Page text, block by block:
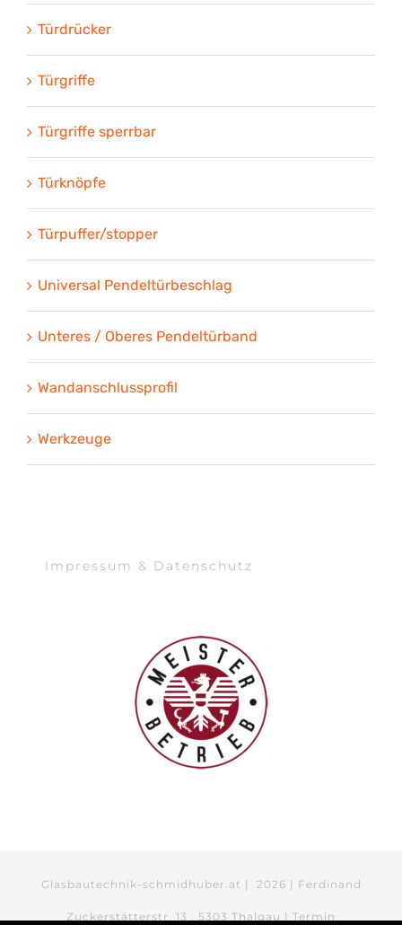
Türdrücker
Türgriffe
Türgriffe sperrbar
Türknöpfe
Türpuffer/stopper
Universal Pendeltürbeschlag
Unteres / Oberes Pendeltürband
Wandanschlussprofil
Werkzeuge
Impressum & Datenschutz
Glasbautechnik-schmidhuber.at | 2026 | Ferdinand
Zuckerstätterstr. 13 . 5303 Thalgau | Termin